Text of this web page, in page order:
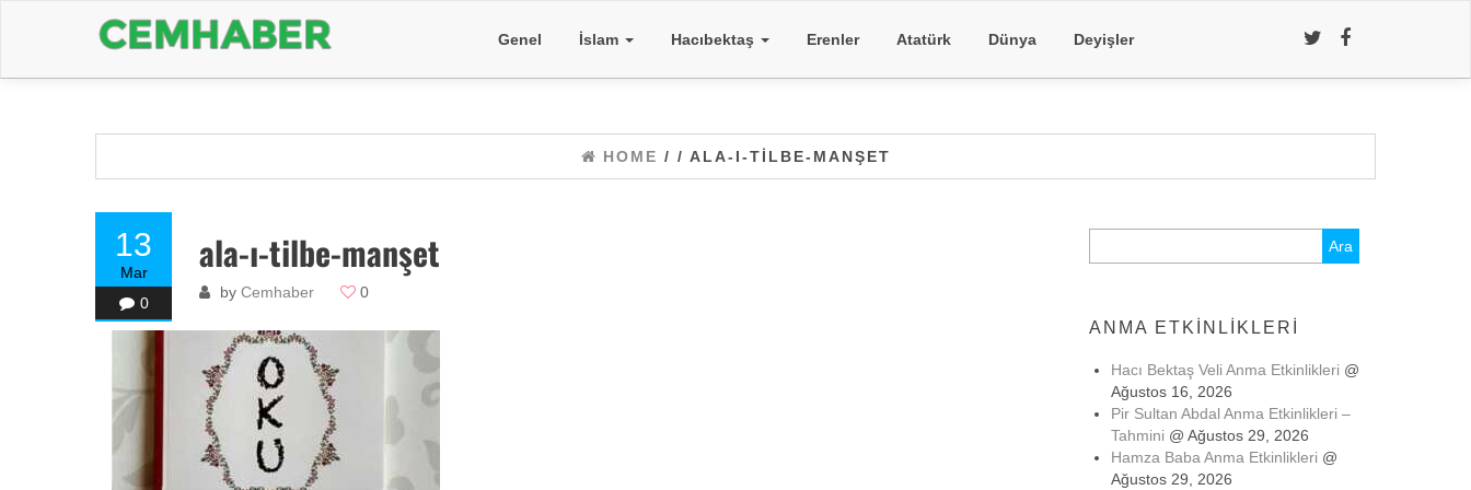
Genel İslam Hacıbektaş Erenler Atatürk Dünya Deyişler
HOME / / ALA-I-TILBE-MANŞET
13
Mar
0
ala-ı-tilbe-manşet
by Cemhaber 0
ANMA ETKINLIKLERI
Hacı Bektaş Veli Anma Etkinlikleri @
Ağustos 16, 2026
Pir Sultan Abdal Anma Etkinlikleri –
Tahmini @ Ağustos 29, 2026
Hamza Baba Anma Etkinlikleri @
Ağustos 29, 2026